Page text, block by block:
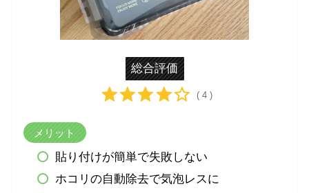
総合評価
( 4 )
メリット
貼り付けが簡単で失敗しない
ホコリの自動除去で気泡レスに